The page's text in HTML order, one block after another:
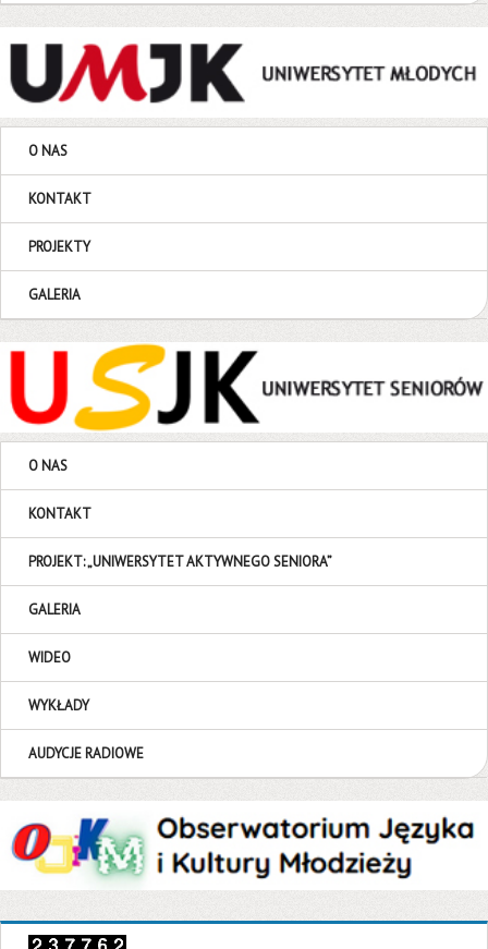
O NAS
KONTAKT
PROJEKTY
GALERIA
O NAS
KONTAKT
PROJEKT: „UNIWERSYTET AKTYWNEGO SENIORA”
GALERIA
WIDEO
WYKŁADY
AUDYCJE RADIOWE